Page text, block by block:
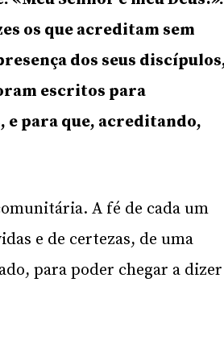
os que acreditam sem
dos seus
escritos para
e para que, acreditando,
A fé de cada um
e de certezas, de uma
para poder chegar a dizer